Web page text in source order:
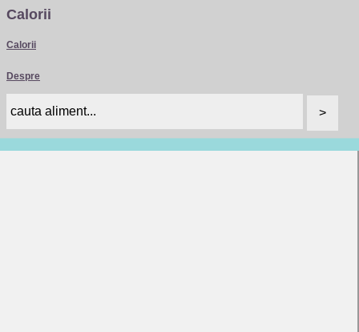
Calorii
Calorii
Despre